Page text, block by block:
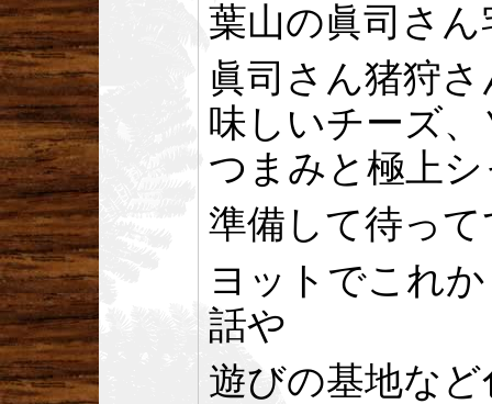
葉山の眞司さん
眞司さん猪狩
味しいチーズ
つまみと極上
準備して待っ
ヨットでこれ
話や
遊びの基地な